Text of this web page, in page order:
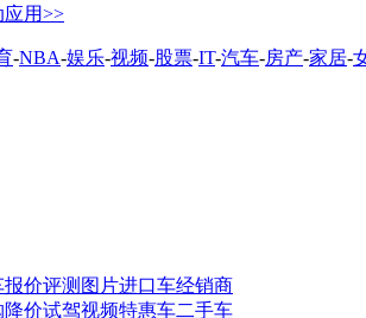
用>>
-NBA-娱乐-视频-股票-IT-汽车-房产-家居-
报价评测 图片进口车经销商
降价试驾视频特惠车二手车